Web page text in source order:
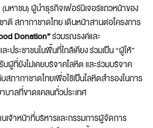
หาชน) ผู้นำธุรกิจเฟอร์นิเจอร์แถวหน้าของ
ติ สภากาชาดไทย เดินหน้าสานต่อโครงการ
Donation”ร่วมรณรงค์และ
ระชาชนในพื้นที่ใกล้เคียง ร่วมเป็น “ผู้ให้”
ผู้ที่ยังไม่เคยบริจาคโลหิต และร่วมบริจาค
สภากาชาดไทยเพื่อใช้เป็นโลหิตสำรองในการ
บาลที่ขาดแคลนทั่วประเทศ
เจ้าหน้าที่บริหารและกรรมการผู้จัดการ